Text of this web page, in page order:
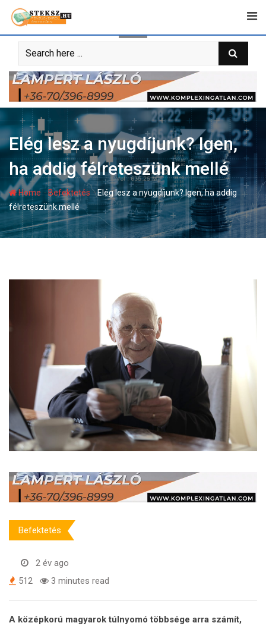
content
Elég lesz a nyugdíjunk? Igen,
ha addig félreteszünk mellé
Home-Befektetés-Elég lesz a nyugdíjunk? Igen, ha addig
félreteszünk mellé
Befektetés
2 év ago
512
3 minutes read
A középkorú magyarok túlnyomó többsége arra számít,